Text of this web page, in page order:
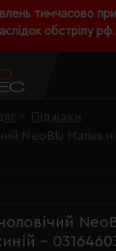
тимчасово
обстрілу рф.
Піджаки
NeoBlu Marius
-